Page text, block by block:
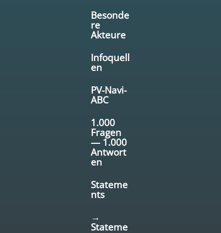
Besonde
re
Akteure
Infoquell
en
PV-Navi-
ABC
1.000
Fragen
— 1.000
Antwort
en
Stateme
nts
→
Stateme